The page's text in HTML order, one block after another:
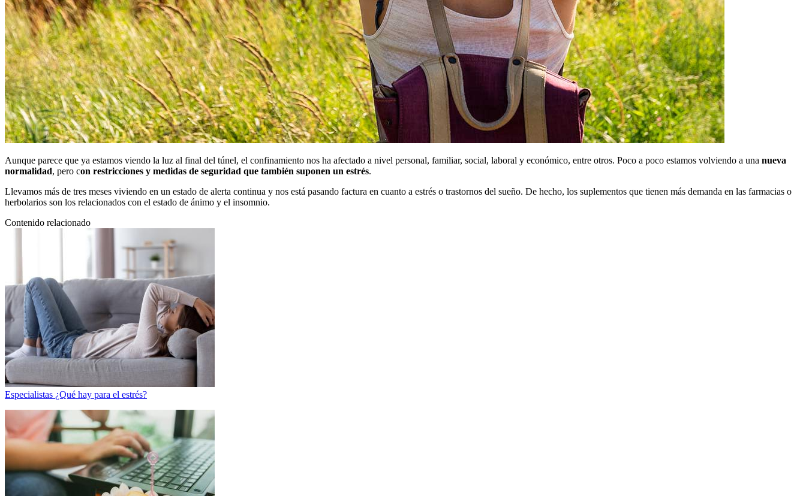
Aunque parece que ya estamos viendo la luz al final del túnel, el confinamiento nos ha afectado a nivel personal, familiar, social, laboral y económico, entre otros. Poco a poco estamos volviendo a una nueva
normalidad, pero con restricciones y medidas de seguridad que también suponen un estrés.
Llevamos más de tres meses viviendo en un estado de alerta continua y nos está pasando factura en cuanto a estrés o trastornos del sueño. De hecho, los suplementos que tienen más demanda en las farmacias o
herbolarios son los relacionados con el estado de ánimo y el insomnio.
Contenido relacionado
Especialistas ¿Qué hay para el estrés?